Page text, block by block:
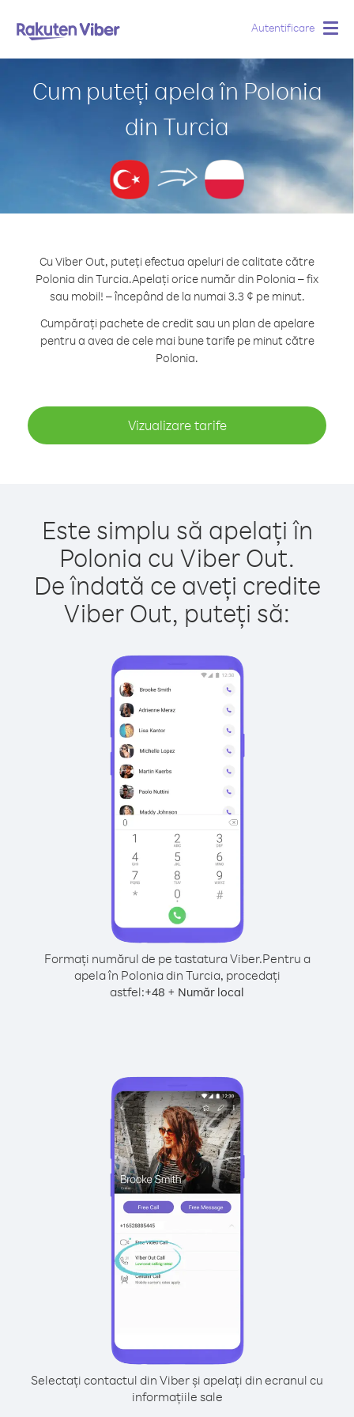
Autentificare
Cum puteți apela în Polonia
din Turcia
Cu Viber Out, puteți efectua apeluri de calitate către
Polonia din Turcia.Apelați orice număr din Polonia – fix
sau mobil! – începând de la numai 3.3 ¢ pe minut.
Cumpărați pachete de credit sau un plan de apelare
pentru a avea de cele mai bune tarife pe minut către
Polonia.
Vizualizare tarife
Este simplu să apelați în
Polonia cu Viber Out.
De îndată ce aveți credite
Viber Out, puteți să:
Formați numărul de pe tastatura Viber.Pentru a
apela în Polonia din Turcia, procedați
astfel:+48 + Număr local
Selectați contactul din Viber și apelați din ecranul cu
informațiile sale